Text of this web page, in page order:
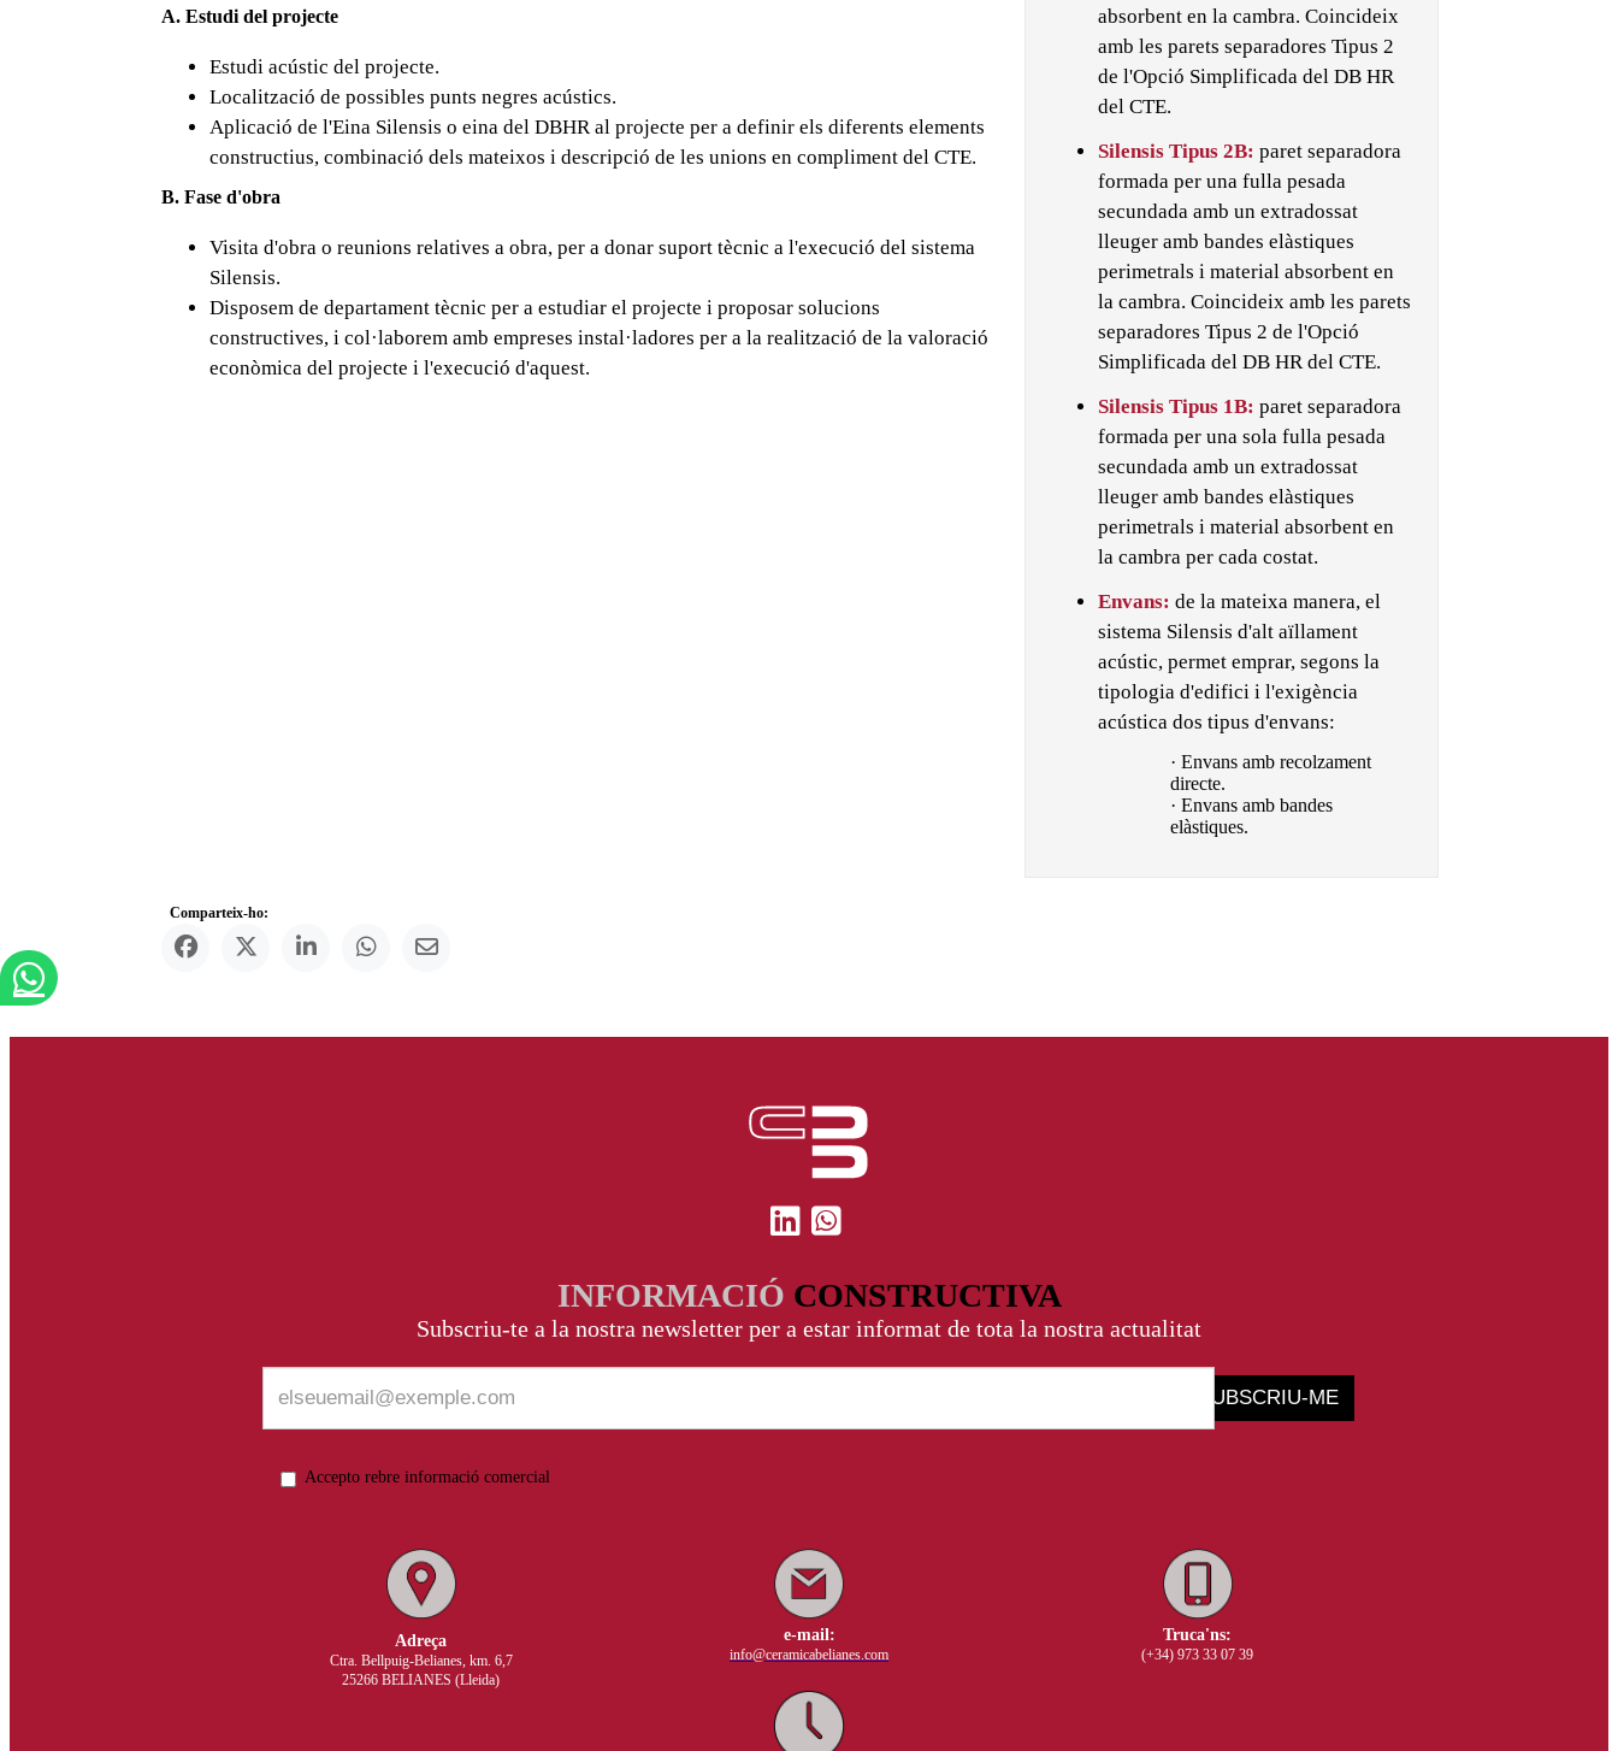
A. Estudi del projecte
Estudi acústic del projecte.
Localització de possibles punts negres acústics.
Aplicació de l'Eina Silensis o eina del DBHR al projecte per a definir els diferents elements
constructius, combinació dels mateixos i descripció de les unions en compliment del CTE.
B. Fase d'obra
Visita d'obra o reunions relatives a obra, per a donar suport tècnic a l'execució del sistema
Silensis.
Disposem de departament tècnic per a estudiar el projecte i proposar solucions
constructives, i col·laborem amb empreses instal·ladores per a la realització de la valoració
econòmica del projecte i l'execució d'aquest.
absorbent en la cambra. Coincideix
amb les parets separadores Tipus 2
de l'Opció Simplificada del DB HR
del CTE.
Silensis Tipus 2B:paret separadora
formada per una fulla pesada
secundada amb un extradossat
lleuger amb bandes elàstiques
perimetrals i material absorbent en
la cambra. Coincideix amb les parets
separadores Tipus 2 de l'Opció
Simplificada del DB HR del CTE.
Silensis Tipus 1B:paret separadora
formada per una sola fulla pesada
secundada amb un extradossat
lleuger amb bandes elàstiques
perimetrals i material absorbent en
la cambra per cada costat.
Envans:de la mateixa manera, el
sistema Silensis d'alt aïllament
acústic, permet emprar, segons la
tipologia d'edifici i l'exigència
acústica dos tipus d'envans:
· Envans amb recolzament
directe.
· Envans amb bandes
elàstiques.
Comparteix-ho:
INFORMACIÓ CONSTRUCTIVA
Subscriu-te a la nostra newsletter per a estar informat de tota la nostra actualitat
SUBSCRIU-ME
Accepto rebre informació comercial
Adreça
Ctra. Bellpuig-Belianes, km. 6,7
25266 BELIANES (Lleida)
e-mail:
info@ceramicabelianes.com
Truca'ns:
(+34) 973 33 07 39